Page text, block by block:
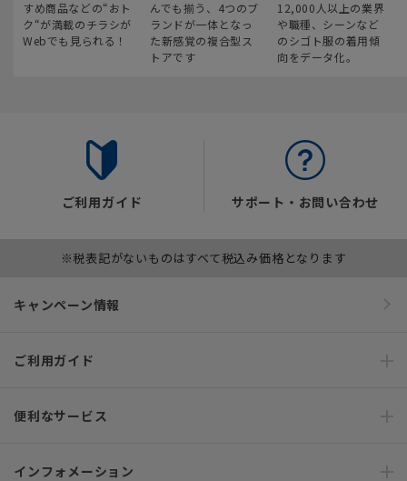
すめ商品などの“おト
ク“が満載のチラシが
Webでも見られる！
んでも揃う、4つのブ
ランドが一体となっ
た新感覚の複合型ス
トアです
12,000人以上の業界
や職種、シーンなど
のシゴト服の着用傾
向をデータ化。
ご利用ガイド サポート・お問い合わせ
※税表記がないものはすべて税込み価格となります
キャンペーン情報
ご利用ガイド
便利なサービス
インフォメーション